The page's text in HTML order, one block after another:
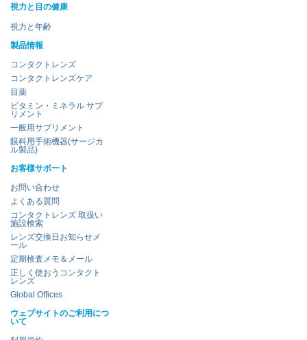
視力と目の健康
視力と年齢
製品情報
コンタクトレンズ
コンタクトレンズケア
目薬
ビタミン・ミネラル サプ
リメント
一般用サプリメント
眼科用手術機器(サージカ
ル製品)
お客様サポート
お問い合わせ
よくある質問
コンタクトレンズ 取扱い
施設検索
レンズ交換日お知らせメ
ール
定期検査メモ＆メール
正しく使おうコンタクト
レンズ
Global Offices
ウェブサイトのご利用につ
いて